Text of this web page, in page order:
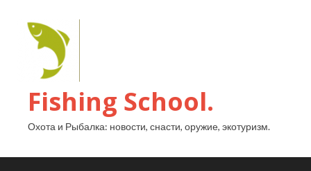
Fishing School.
Охота и Рыбалка: новости, снасти, оружие, экотуризм.